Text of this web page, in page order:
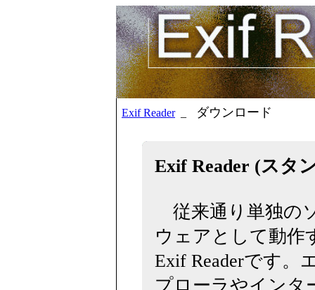
Exif Reader_ ダウンロード
Exif Reader (スタ
従来通り単独の
ウェアとして動作
Exif Readerです。
プローラやインタ